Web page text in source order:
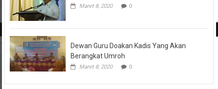
Maret 8, 2020 0
Dewan Guru Doakan Kadis Yang Akan
Berangkat Umroh
Maret 8, 2020 0